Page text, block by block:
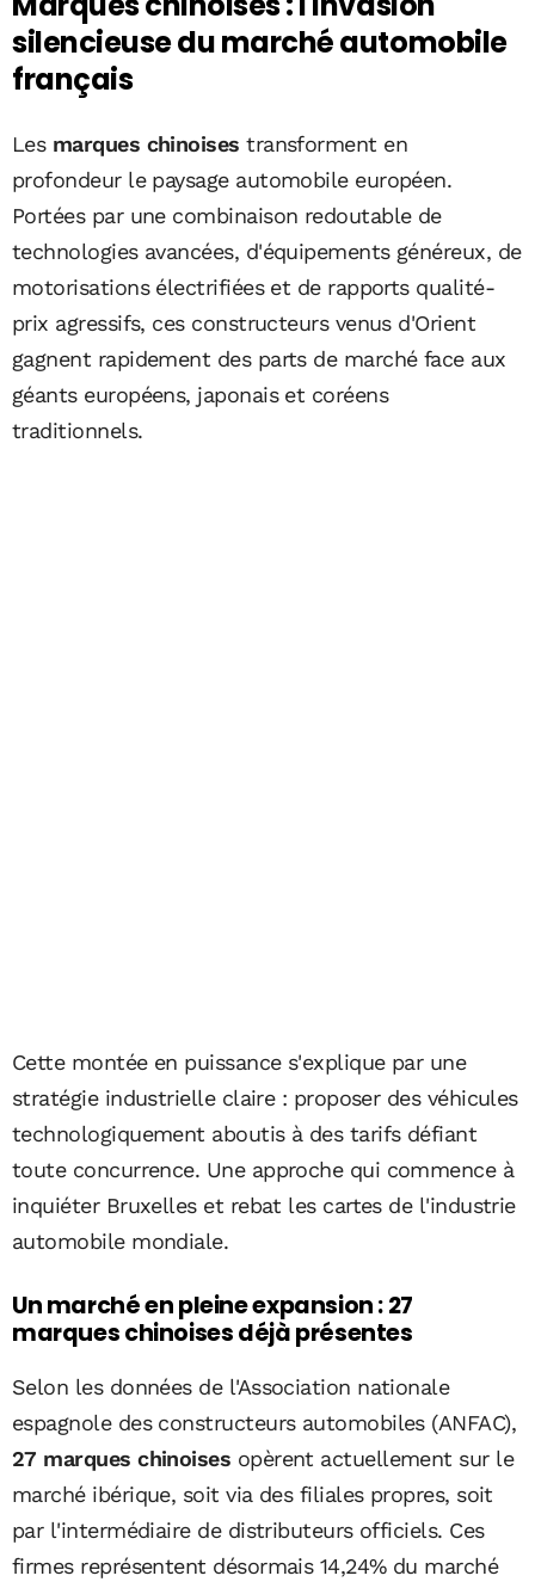
silencieuse du marché automobile
français
Les marques chinoises transforment en
profondeur le paysage automobile européen.
Portées par une combinaison redoutable de
technologies avancées, d'équipements généreux, de
motorisations électrifiées et de rapports qualité-
prix agressifs, ces constructeurs venus d'Orient
gagnent rapidement des parts de marché face aux
géants européens, japonais et coréens
traditionnels.
Cette montée en puissance s'explique par une
stratégie industrielle claire : proposer des véhicules
technologiquement aboutis à des tarifs défiant
toute concurrence. Une approche qui commence à
inquiéter Bruxelles et rebat les cartes de l'industrie
automobile mondiale.
Un marché en pleine expansion : 27
marques chinoises déjà présentes
Selon les données de l'Association nationale
espagnole des constructeurs automobiles (ANFAC),
27 marques chinoises opèrent actuellement sur le
marché ibérique, soit via des filiales propres, soit
par l'intermédiaire de distributeurs officiels. Ces
firmes représentent désormais 14,24% du marché